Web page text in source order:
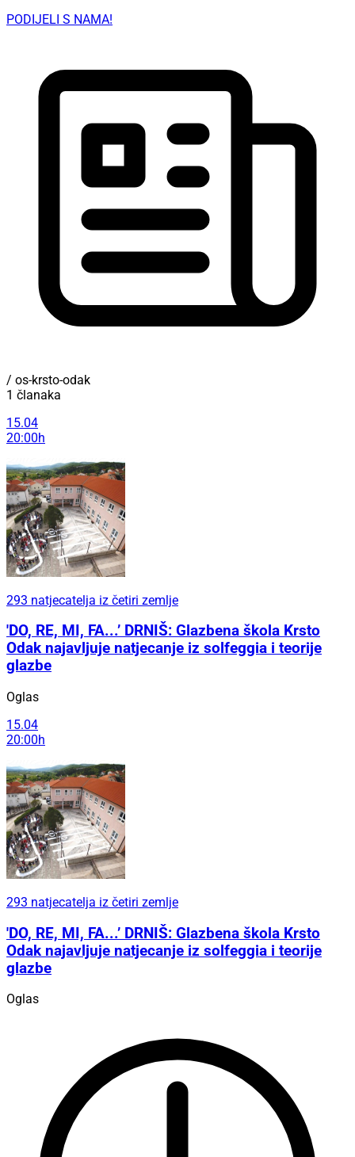
PODIJELI S NAMA!
/ os-krsto-odak
1 članaka
15.04
20:00h
293 natjecatelja iz četiri zemlje
'DO, RE, MI, FA...’ DRNIŠ: Glazbena škola Krsto
Odak najavljuje natjecanje iz solfeggia i teorije
glazbe
Oglas
15.04
20:00h
293 natjecatelja iz četiri zemlje
'DO, RE, MI, FA...’ DRNIŠ: Glazbena škola Krsto
Odak najavljuje natjecanje iz solfeggia i teorije
glazbe
Oglas